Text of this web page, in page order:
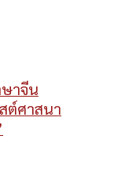
ษาจีน
ต์ศาสนา